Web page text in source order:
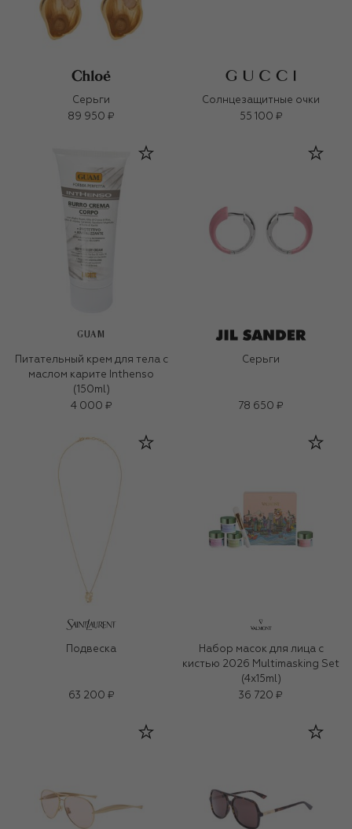
Серьги
89 950 ₽
Солнцезащитные очки
55 100 ₽
GUAM
Питательный крем для тела с
маслом карите Inthenso
(150ml)
4 000 ₽
Серьги
78 650 ₽
Подвеска
63 200 ₽
Набор масок для лица с
кистью 2026 Multimasking Set
(4x15ml)
36 720 ₽